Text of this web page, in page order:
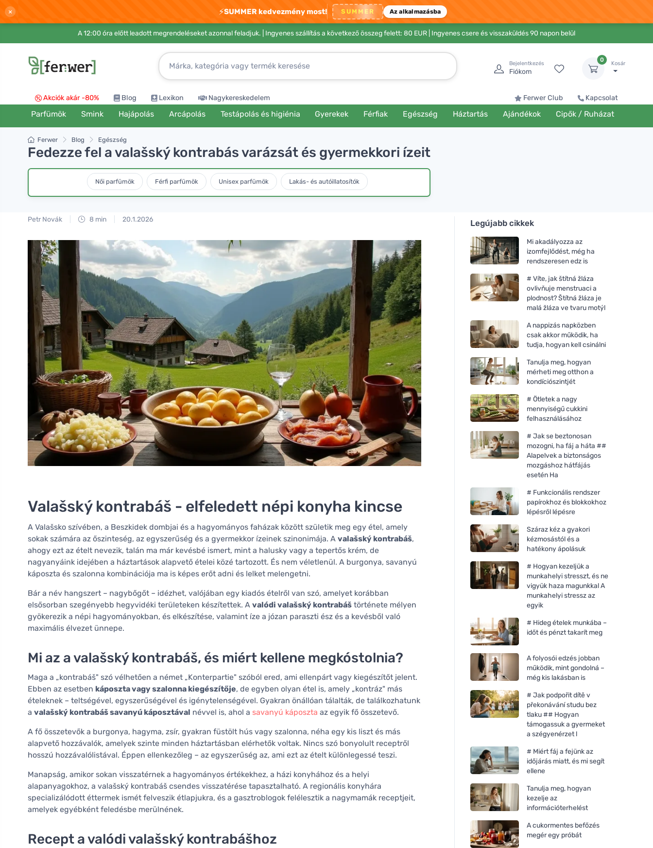
× ⚡SUMMER kedvezmény most! SUMMER Az alkalmazásba
A 12:00 óra előtt leadott megrendeléseket azonnal feladjuk. | Ingyenes szállítás a következő összeg felett: 80 EUR | Ingyenes csere és visszaküldés 90 napon belül
Bejelentkezés
Fiókom
0
Kosár
Akciók akár -80% Blog Lexikon Nagykereskedelem Ferwer Club Kapcsolat
Parfümök Smink Hajápolás Arcápolás Testápolás és higiénia Gyerekek Férfiak Egészség Háztartás Ajándékok Cipők / Ruházat
Ferwer Blog Egészség
Fedezze fel a valašský kontrabás varázsát és gyermekkori ízeit
Női parfümök Férfi parfümök Unisex parfümök Lakás- és autóillatosítók
Petr Novák 8 min 20.1.2026
Valašský kontrabáš - elfeledett népi konyha kincse
A Valašsko szívében, a Beszkidek dombjai és a hagyományos faházak között születik meg egy étel, amely
sokak számára az őszinteség, az egyszerűség és a gyermekkor ízeinek szinonimája. A valašský kontrabáš,
ahogy ezt az ételt nevezik, talán ma már kevésbé ismert, mint a halusky vagy a tepertős krém, de
nagyanyáink idejében a háztartások alapvető ételei közé tartozott. És nem véletlenül. A burgonya, savanyú
káposzta és szalonna kombinációja ma is képes erőt adni és lelket melengetni.
Bár a név hangszert – nagybőgőt – idézhet, valójában egy kiadós ételről van szó, amelyet korábban
elsősorban szegényebb hegyvidéki területeken készítettek. A valódi valašský kontrabáš története mélyen
gyökerezik a népi hagyományokban, és elkészítése, valamint íze a józan paraszti ész és a kevésből való
maximális élvezet ünnepe.
Mi az a valašský kontrabáš, és miért kellene megkóstolnia?
Maga a „kontrabáš" szó vélhetően a német „Konterpartie" szóból ered, ami ellenpárt vagy kiegészítőt jelent.
Ebben az esetben káposzta vagy szalonna kiegészítője, de egyben olyan étel is, amely „kontráz" más
ételeknek – teltségével, egyszerűségével és igénytelenségével. Gyakran önállóan tálalták, de találkozhatunk
a valašský kontrabáš savanyú káposztával névvel is, ahol a savanyú káposzta az egyik fő összetevő.
A fő összetevők a burgonya, hagyma, zsír, gyakran füstölt hús vagy szalonna, néha egy kis liszt és más
alapvető hozzávalók, amelyek szinte minden háztartásban elérhetők voltak. Nincs szó bonyolult receptről
hosszú hozzávalólistával. Éppen ellenkezőleg – az egyszerűség az, ami ezt az ételt különlegessé teszi.
Manapság, amikor sokan visszatérnek a hagyományos értékekhez, a házi konyhához és a helyi
alapanyagokhoz, a valašský kontrabáš csendes visszatérése tapasztalható. A regionális konyhára
specializálódott éttermek ismét felveszik étlapjukra, és a gasztroblogok felélesztik a nagymamák receptjeit,
amelyek egyébként feledésbe merülnének.
Recept a valódi valašský kontrabášhoz
Legújabb cikkek
Mi akadályozza az
izomfejlődést, még ha
rendszeresen edz is
# Víte, jak štítná žláza
ovlivňuje menstruaci a
plodnost? Štítná žláza je
malá žláza ve tvaru motýl
A nappizás napközben
csak akkor működik, ha
tudja, hogyan kell csinálni
Tanulja meg, hogyan
mérheti meg otthon a
kondíciószintjét
# Ötletek a nagy
mennyiségű cukkini
felhasználásához
# Jak se beztonosan
mozogni, ha fáj a háta ##
Alapelvek a biztonságos
mozgáshoz hátfájás
esetén Ha
# Funkcionális rendszer
papírokhoz és blokkokhoz
lépésről lépésre
Száraz kéz a gyakori
kézmosástól és a
hatékony ápolásuk
# Hogyan kezeljük a
munkahelyi stresszt, és ne
vigyük haza magunkkal A
munkahelyi stressz az
egyik
# Hideg ételek munkába –
időt és pénzt takarít meg
A folyosói edzés jobban
működik, mint gondolná –
még kis lakásban is
# Jak podpořit dítě v
překonávání studu bez
tlaku ## Hogyan
támogassuk a gyermeket
a szégyenérzet l
# Miért fáj a fejünk az
időjárás miatt, és mi segít
ellene
Tanulja meg, hogyan
kezelje az
információterhelést
A cukormentes befőzés
megér egy próbát